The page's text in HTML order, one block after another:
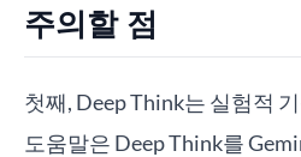
주의할 점
첫째, Deep Think는 실험적
도움말은 Deep Think를